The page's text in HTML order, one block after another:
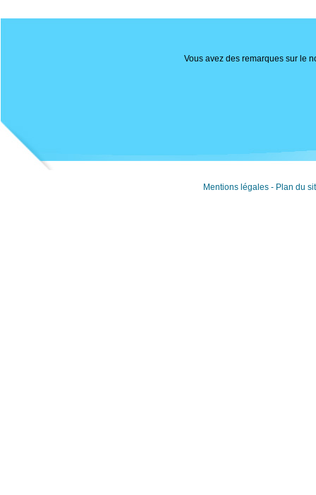
Vous avez des remarques sur le
Mentions légales- Plan du